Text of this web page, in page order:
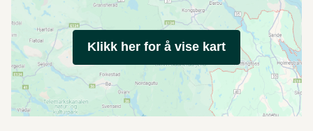
Klikk her for å vise kart